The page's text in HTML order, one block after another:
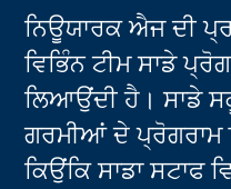
ਨਿਊਯਾਰਕ ਐਜ ਦੀ
ਵਿਭਿੰਨ ਟੀਮ ਸਾਡੇ
ਲਿਆਉਂਦੀ ਹੈ। ਸਾਡੇ
ਗਰਮੀਆਂ ਦੇ ਪ੍ਰੋਗਰਾਮ
ਕਿਉਂਕਿ ਸਾਡਾ